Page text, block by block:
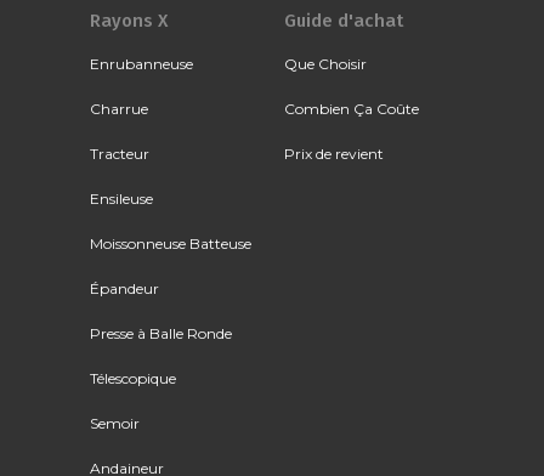
Rayons X
Enrubanneuse
Charrue
Tracteur
Ensileuse
Moissonneuse Batteuse
Épandeur
Presse à Balle Ronde
Télescopique
Semoir
Andaineur
Guide d'achat
Que Choisir
Combien Ça Coûte
Prix de revient